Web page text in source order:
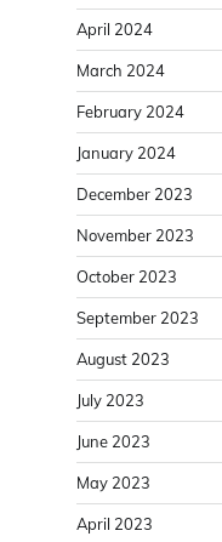
April 2024
March 2024
February 2024
January 2024
December 2023
November 2023
October 2023
September 2023
August 2023
July 2023
June 2023
May 2023
April 2023